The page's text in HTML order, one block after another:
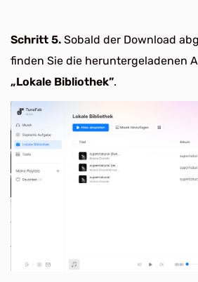
Schritt 5. Sobald der Download
finden Sie die heruntergeladenen
„Lokale Bibliothek”.